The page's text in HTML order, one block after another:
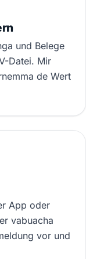
und Belege
Datei. Mir
de Wert
App oder
vabuacha
vor und